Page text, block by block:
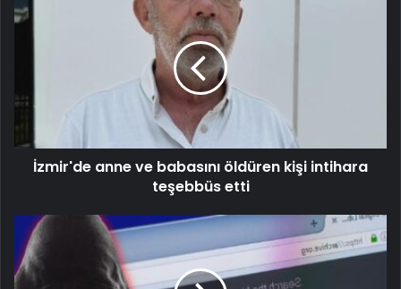
İzmir'de anne ve babasını öldüren kişi intihara
teşebbüs etti